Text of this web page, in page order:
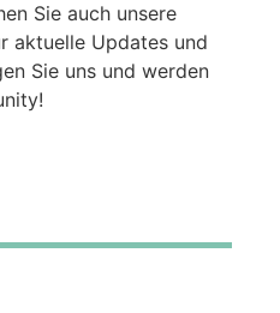
Sie auch unsere
aktuelle Updates und
Sie uns und werden